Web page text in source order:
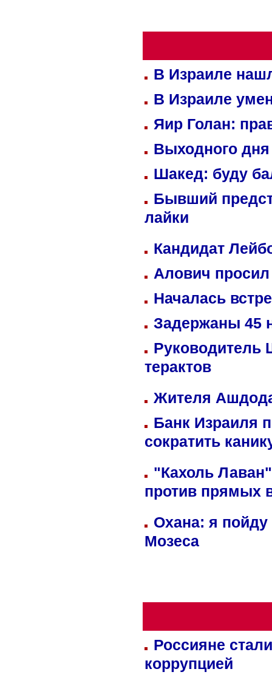
В Израиле
В Израиле
Яир Голан:
Выходного
Шакед: буду
Бывший
лайки
Кандидат
Алович просил
Началась
Задержаны 45
Руководитель
терактов
Жителя
Банк Израиля
сократить
"Кахоль
против прямых
Охана: я пойду
Мозеса
Россияне
коррупцией